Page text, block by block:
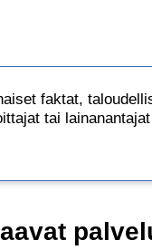
faktat,
tai